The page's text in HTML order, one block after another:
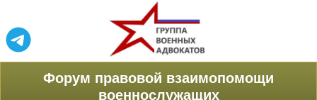
Форум правовой взаимопомощи
военнослужащих